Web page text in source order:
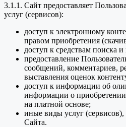
3.1.1. Сайт предоставляет
услуг (сервисов):
доступ к электронному
правом приобретения
доступ к средствам поиска
предоставление
сообщений, комментариев,
выставления оценок
доступ к информации об
информации о
на платной основе;
иные виды услуг
Сайта.